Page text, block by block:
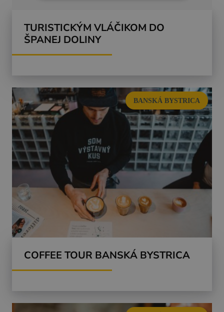
TURISTICKÝM VLÁČIKOM DO
ŠPANEJ DOLINY
BANSKÁ BYSTRICA
COFFEE TOUR BANSKÁ BYSTRICA